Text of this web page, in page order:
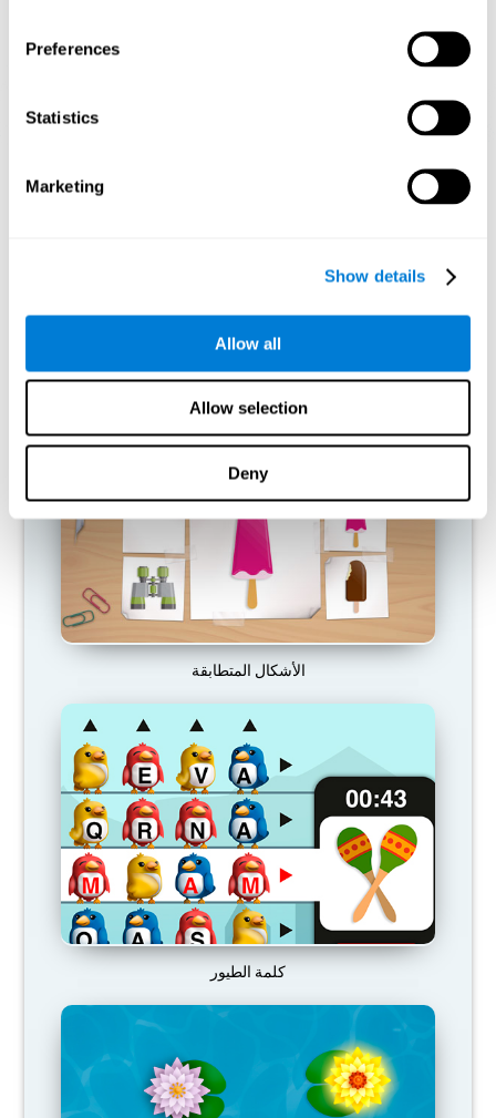
Preferences
Statistics
Marketing
Show details
Allow all
Allow selection
Deny
ما يحدث إن لم أدرّب مهاراتي المعرفية؟
هكذا، إن لم نستخدم مهارة معرفية، لا يعطي الدماغ الوسائل اللازمة لهذا
الوظيفة المعرفية هذه ويخفّض الفعالية في الأشطة اليومية.
ألعاب الموصى بها
الأشكال المتطابقة
كلمة الطيور